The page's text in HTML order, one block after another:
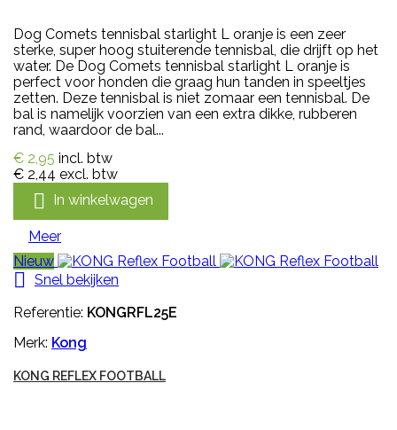
Dog Comets tennisbal starlight L oranje is een zeer
sterke, super hoog stuiterende tennisbal, die drijft op het
water. De Dog Comets tennisbal starlight L oranje is
perfect voor honden die graag hun tanden in speeltjes
zetten. Deze tennisbal is niet zomaar een tennisbal. De
bal is namelijk voorzien van een extra dikke, rubberen
rand, waardoor de bal...
€ 2,95 incl. btw
€ 2,44 excl. btw
 In winkelwagen
Meer
Nieuw

Snel bekijken
Referentie: KONGRFL25E
Merk: Kong
KONG REFLEX FOOTBALL